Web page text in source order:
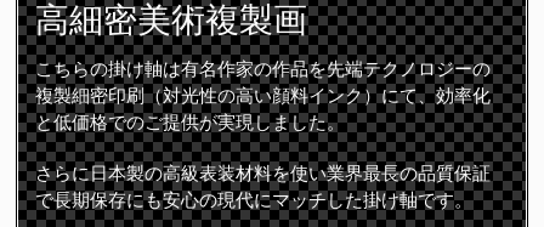
高細密美術複製画
こちらの掛け軸は有名作家の作品を先端テクノロジーの
複製細密印刷（対光性の高い顔料インク）にて、効率化
と低価格でのご提供が実現しました。
さらに日本製の高級表装材料を使い業界最長の品質保証
で長期保存にも安心の現代にマッチした掛け軸です。